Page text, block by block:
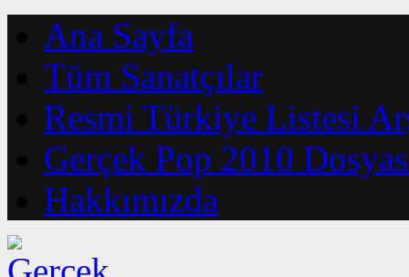
Ana Sayfa
Tüm Sanatçılar
Resmi Türkiye Listesi
Gerçek Pop 2010
Hakkımızda